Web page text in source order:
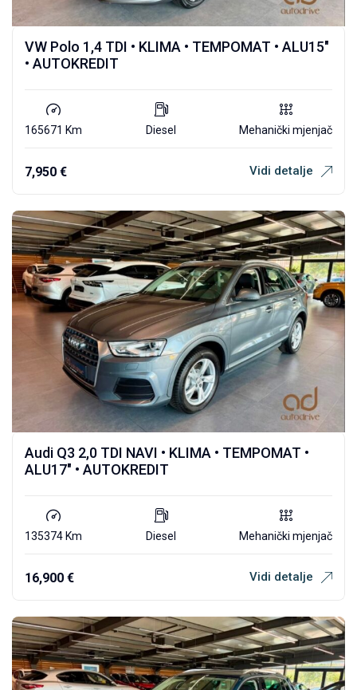
VW Polo 1,4 TDI • KLIMA • TEMPOMAT • ALU15″
• AUTOKREDIT
165671 Km Diesel Mehanički mjenjač
7,950 € Vidi detalje
Audi Q3 2,0 TDI NAVI • KLIMA • TEMPOMAT •
ALU17″ • AUTOKREDIT
135374 Km Diesel Mehanički mjenjač
16,900 € Vidi detalje